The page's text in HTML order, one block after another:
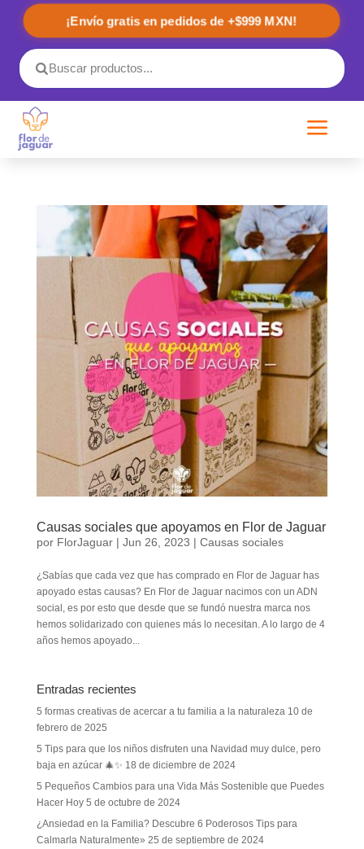
¡Envío gratis en pedidos de +$999 MXN!
a
Causas sociales que apoyamos en Flor de Jaguar
por FlorJaguar| Jun 26, 2023 | Causas sociales
¿Sabías que cada vez que has comprado en Flor de Jaguar has
apoyado estas causas? En Flor de Jaguar nacimos con un ADN
social, es por esto que desde que se fundó nuestra marca nos
hemos solidarizado con quienes más lo necesitan. A lo largo de 4
años hemos apoyado...
Entradas recientes
5 formas creativas de acercar a tu familia a la naturaleza 10 de
febrero de 2025
5 Tips para que los niños disfruten una Navidad muy dulce, pero
baja en azúcar 🎄✨ 18 de diciembre de 2024
5 Pequeños Cambios para una Vida Más Sostenible que Puedes
Hacer Hoy 5 de octubre de 2024
¿Ansiedad en la Familia? Descubre 6 Poderosos Tips para
Calmarla Naturalmente» 25 de septiembre de 2024